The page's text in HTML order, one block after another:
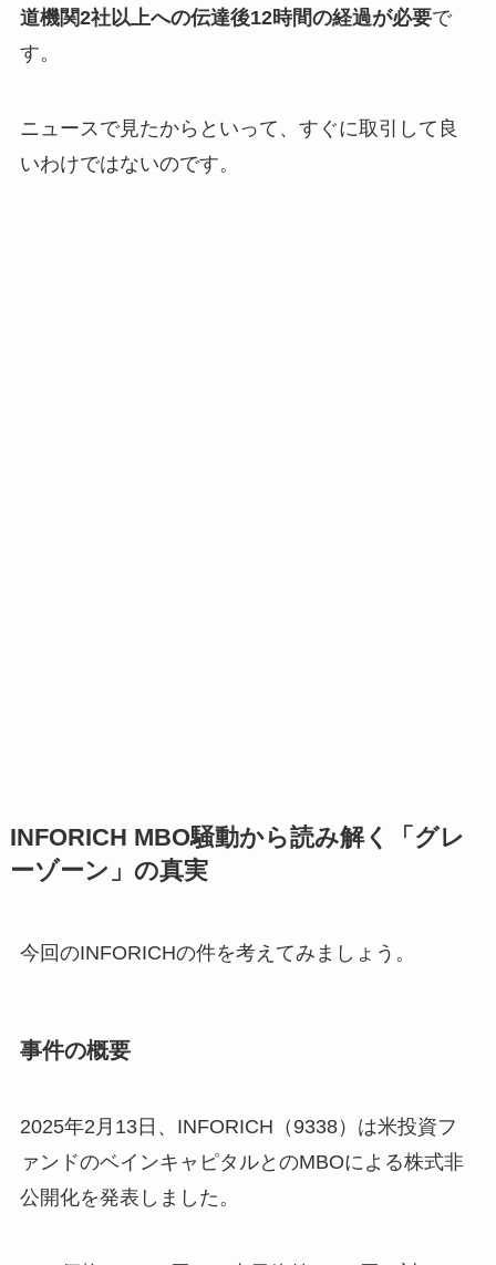
道機関2社以上への伝達後12時間の経過が必要で
す。
ニュースで見たからといって、すぐに取引して良
いわけではないのです。
INFORICH MBO騒動から読み解く「グレ
ーゾーン」の真実
今回のINFORICHの件を考えてみましょう。
事件の概要
2025年2月13日、INFORICH（9338）は米投資フ
ァンドのベインキャピタルとのMBOによる株式非
公開化を発表しました。